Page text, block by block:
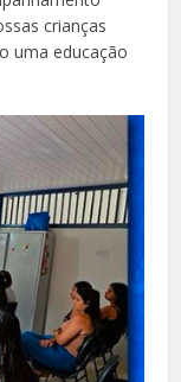
crianças
uma educação